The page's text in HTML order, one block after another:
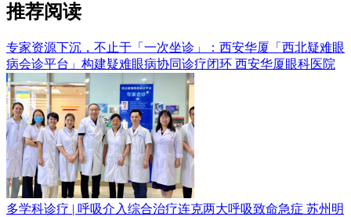
推荐阅读
专家资源下沉，不止于「一次坐诊」：西安华厦「西北疑难眼
病会诊平台」构建疑难眼病协同诊疗闭环 西安华厦眼科医院
多学科诊疗 | 呼吸介入综合治疗连克两大呼吸致命急症 苏州明